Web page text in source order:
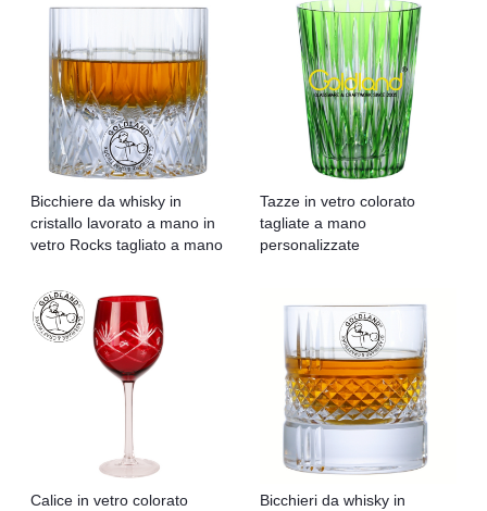
Bicchiere da whisky in
cristallo lavorato a mano in
vetro Rocks tagliato a mano
Tazze in vetro colorato
tagliate a mano
personalizzate
Calice in vetro colorato
Bicchieri da whisky in